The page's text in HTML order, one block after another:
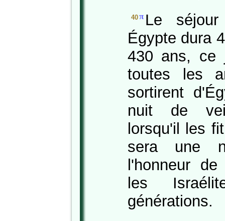
40π Le
Égypte dura
430 ans, ce
toutes les
sortirent
nuit de
lorsqu'il les
sera une
l'honneur
les
générations.